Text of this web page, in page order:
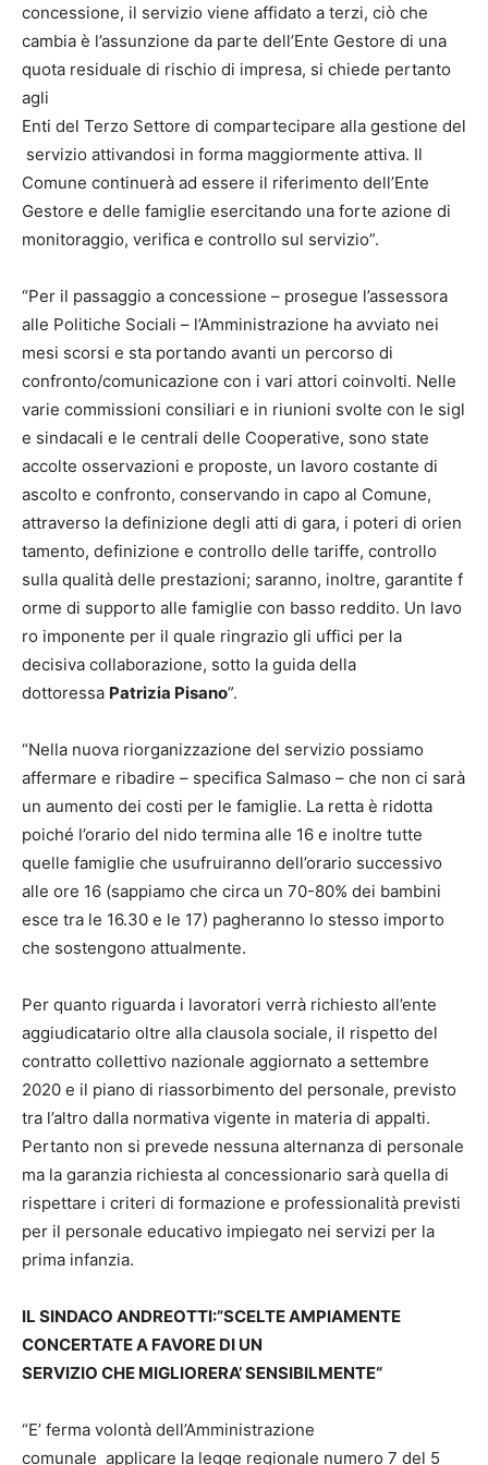
concessione, il servizio viene affidato a terzi, ciò che
cambia è l’assunzione da parte dell’Ente Gestore di una
quota residuale di rischio di impresa, si chiede pertanto
agli
Enti del Terzo Settore di compartecipare alla gestione del
servizio attivandosi in forma maggiormente attiva. Il
Comune continuerà ad essere il riferimento dell’Ente
Gestore e delle famiglie esercitando una forte azione di
monitoraggio, verifica e controllo sul servizio”.
“Per il passaggio a concessione – prosegue l’assessora
alle Politiche Sociali – l’Amministrazione ha avviato nei
mesi scorsi e sta portando avanti un percorso di
confronto/comunicazione con i vari attori coinvolti. Nelle
varie commissioni consiliari e in riunioni svolte con le sigl
e sindacali e le centrali delle Cooperative, sono state
accolte osservazioni e proposte, un lavoro costante di
ascolto e confronto, conservando in capo al Comune,
attraverso la definizione degli atti di gara, i poteri di orien
tamento, definizione e controllo delle tariffe, controllo
sulla qualità delle prestazioni; saranno, inoltre, garantite f
orme di supporto alle famiglie con basso reddito. Un lavo
ro imponente per il quale ringrazio gli uffici per la
decisiva collaborazione, sotto la guida della
dottoressa Patrizia Pisano”.
“Nella nuova riorganizzazione del servizio possiamo
affermare e ribadire – specifica Salmaso – che non ci sarà
un aumento dei costi per le famiglie. La retta è ridotta
poiché l’orario del nido termina alle 16 e inoltre tutte
quelle famiglie che usufruiranno dell’orario successivo
alle ore 16 (sappiamo che circa un 70-80% dei bambini
esce tra le 16.30 e le 17) pagheranno lo stesso importo
che sostengono attualmente.
Per quanto riguarda i lavoratori verrà richiesto all’ente
aggiudicatario oltre alla clausola sociale, il rispetto del
contratto collettivo nazionale aggiornato a settembre
2020 e il piano di riassorbimento del personale, previsto
tra l’altro dalla normativa vigente in materia di appalti.
Pertanto non si prevede nessuna alternanza di personale
ma la garanzia richiesta al concessionario sarà quella di
rispettare i criteri di formazione e professionalità previsti
per il personale educativo impiegato nei servizi per la
prima infanzia.
IL SINDACO ANDREOTTI:”SCELTE AMPIAMENTE
CONCERTATE A FAVORE DI UN
SERVIZIO CHE MIGLIORERA’ SENSIBILMENTE“
“E’ ferma volontà dell’Amministrazione
comunale applicare la legge regionale numero 7 del 5